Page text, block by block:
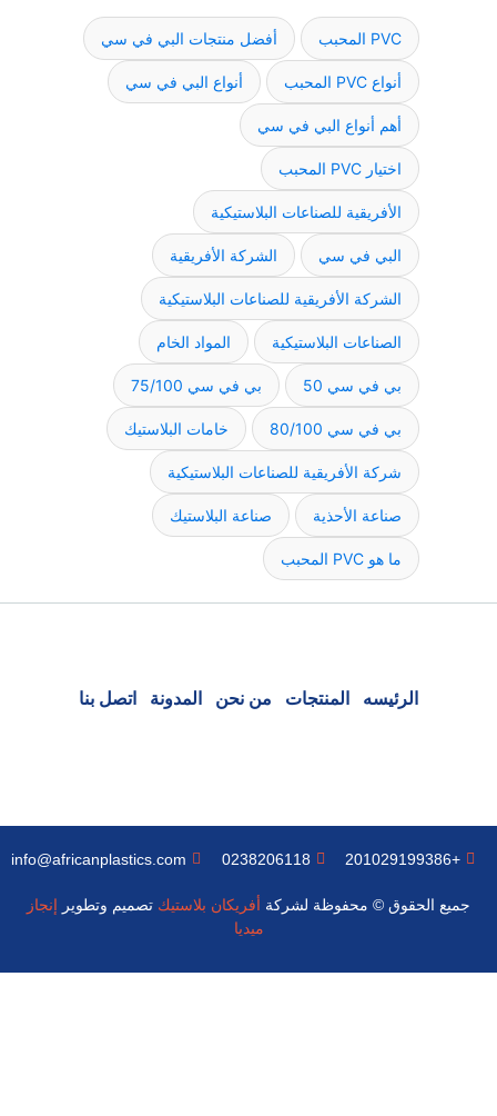
PVC المحبب أفضل منتجات البي في سي
أنواع PVC المحبب أنواع البي في سي
أهم أنواع البي في سي
اختيار PVC المحبب
الأفريقية للصناعات البلاستيكية
البي في سي الشركة الأفريقية
الشركة الأفريقية للصناعات البلاستيكية
الصناعات البلاستيكية المواد الخام
بي في سي 50 بي في سي 75/100
بي في سي 80/100 خامات البلاستيك
شركة الأفريقية للصناعات البلاستيكية
صناعة الأحذية صناعة البلاستيك
ما هو PVC المحبب
الرئيسه المنتجات من نحن المدونة اتصل بنا
جميع الحقوق © محفوظة لشركة أفريكان بلاستيك تصميم وتطوير إنجاز
ميديا
+201029199386
0238206118
info@africanplastics.com